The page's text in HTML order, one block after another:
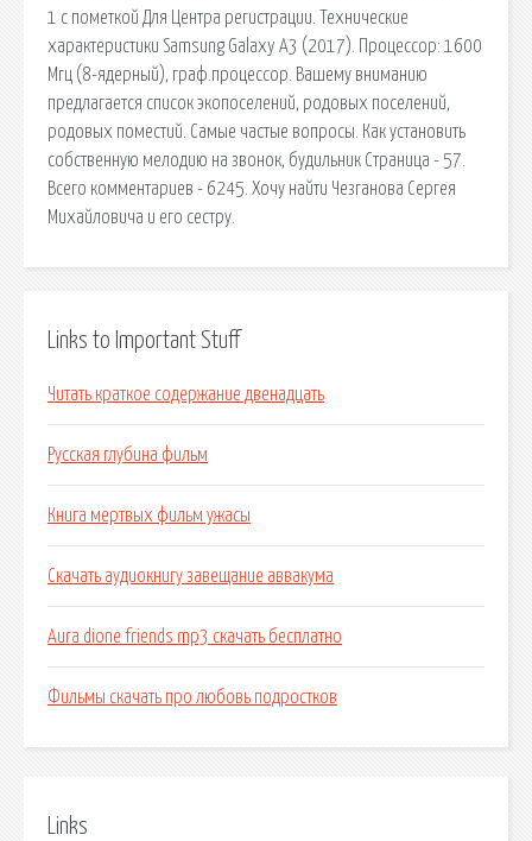
1 с пометкой Для Центра регистрации. Технические
характеристики Samsung Galaxy A3 (2017). Процессор: 1600
Мгц (8-ядерный), граф.процессор. Вашему вниманию
предлагается список экопоселений, родовых поселений,
родовых поместий. Самые частые вопросы. Как установить
собственную мелодию на звонок, будильник Страница - 57.
Всего комментариев - 6245. Хочу найти Чезганова Сергея
Михайловича и его сестру.
Links to Important Stuff
Читать краткое содержание двенадцать
Русская глубина фильм
Книга мертвых фильм ужасы
Скачать аудиокнигу завещание аввакума
Aura dione friends mp3 скачать бесплатно
Фильмы скачать про любовь подростков
Links